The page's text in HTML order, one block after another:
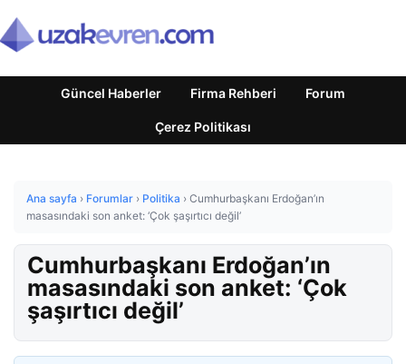
Güncel Haberler Firma Rehberi Forum
Çerez Politikası
Ana sayfa › Forumlar › Politika › Cumhurbaşkanı Erdoğan’ın
masasındaki son anket: ‘Çok şaşırtıcı değil’
Cumhurbaşkanı Erdoğan’ın
masasındaki son anket: ‘Çok
şaşırtıcı değil’